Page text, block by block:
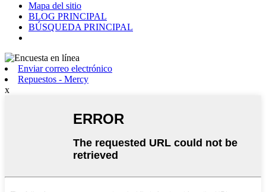
Mapa del sitio
BLOG PRINCIPAL
BÚSQUEDA PRINCIPAL
Enviar correo electrónico
Repuestos - Mercy
x